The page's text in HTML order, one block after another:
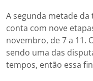
A segunda metade
conta com nove
novembro, de 7 a 11.
sendo uma das
tempos, então essa